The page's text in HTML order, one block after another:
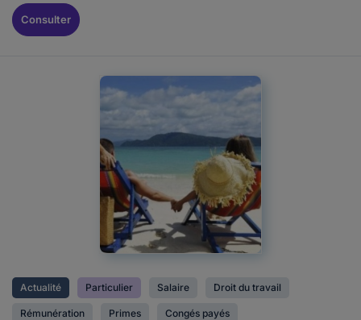
Consulter
Actualité Particulier Salaire Droit du travail
Rémunération Primes Congés payés